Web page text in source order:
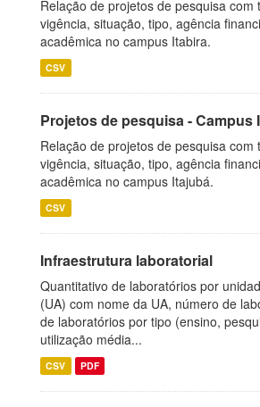
Relação de projetos de pesquisa com
vigência, situação, tipo, agência
acadêmica no campus Itabira.
CSV
Projetos de pesquisa - Campus
Relação de projetos de pesquisa com
vigência, situação, tipo, agência
acadêmica no campus Itajubá.
CSV
Infraestrutura laboratorial
Quantitativo de laboratórios por
(UA) com nome da UA, número de
de laboratórios por tipo (ensino,
utilização média...
CSV PDF